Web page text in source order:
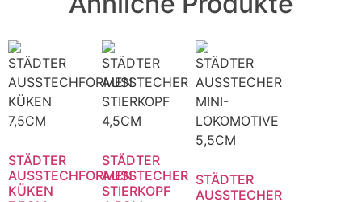
STÄDTER
AUSSTECHFORMEN
KÜKEN
STÄDTER
AUSSTECHER
STIERKOPF
STÄDTER
AUSSTECHER